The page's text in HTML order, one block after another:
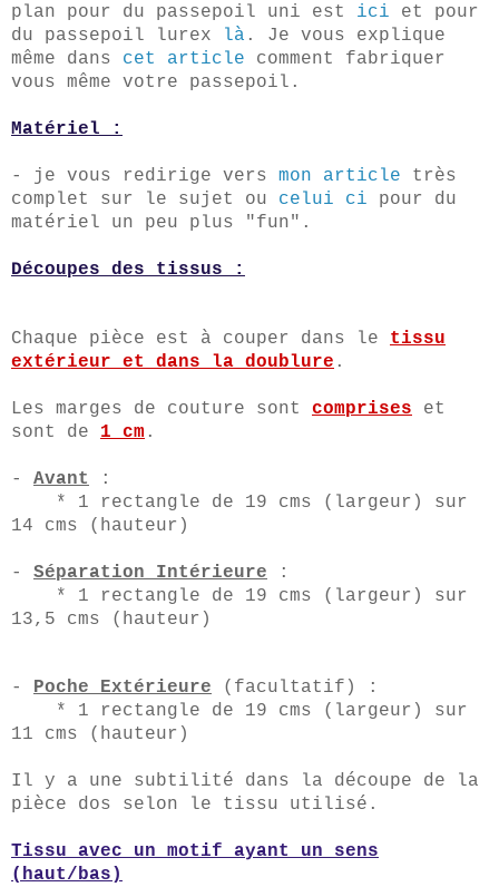
plan pour du passepoil uni est ici et pour
du passepoil lurex
là . Je vous explique
même dans cet article comment fabriquer
vous même votre passepoil.
Matériel :
- je vous redirige vers mon article très
complet sur le sujet ou celui ci pour du
matériel un peu plus "fun".
Découpes des tissus :
Chaque pièce est à couper dans le tissu
extérieur et dans la doublure .
Les marges de couture sont comprises et
sont de 1 cm .
- Avant
:
* 1 rectangle de 19 cms ( largeur ) sur
14 cms (hauteur)
- Séparation Intérieure :
* 1 rectangle de 19 cms ( largeur ) sur
13,5 cms (hauteur)
- Poche Extérieure (facultatif) :
* 1 rectangle de 19 cms ( largeur ) sur
11 cms (hauteur)
Il y a une subtilité dans la découpe de la
pièce dos selon le tissu utilisé.
Tissu avec un motif ayant un sens
(haut/bas)